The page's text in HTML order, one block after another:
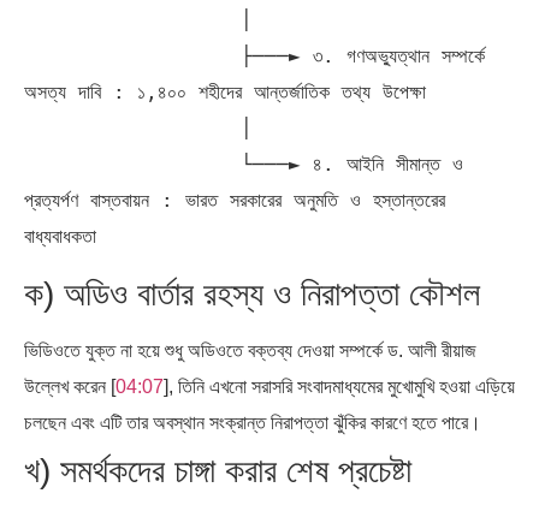
অসত্য দাবি : ১,৪০০ শহীদের আন্তর্জাতিক তথ্য উপেক্ষা
প্রত্যর্পণ বাস্তবায়ন : ভারত সরকারের অনুমতি ও হস্তান্তরের
ক) অডিও বার্তার রহস্য ও নিরাপত্তা কৌশল
ভিডিওতে যুক্ত না হয়ে শুধু অডিওতে বক্তব্য দেওয়া সম্পর্কে ড. আলী রীয়াজ
উল্লেখ করেন [04:07], তিনি এখনো সরাসরি সংবাদমাধ্যমের মুখোমুখি হওয়া এড়িয়ে
চলছেন এবং এটি তার অবস্থান সংক্রান্ত নিরাপত্তা ঝুঁকির কারণে হতে পারে।
খ) সমর্থকদের চাঙ্গা করার শেষ প্রচেষ্টা